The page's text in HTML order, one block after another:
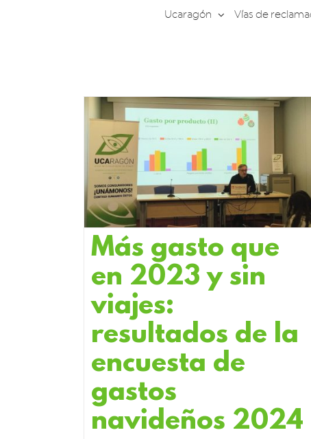
Ucaragón Vías de
Más gasto que
en 2023 y sin
viajes:
resultados de la
encuesta de
gastos
navideños 2024